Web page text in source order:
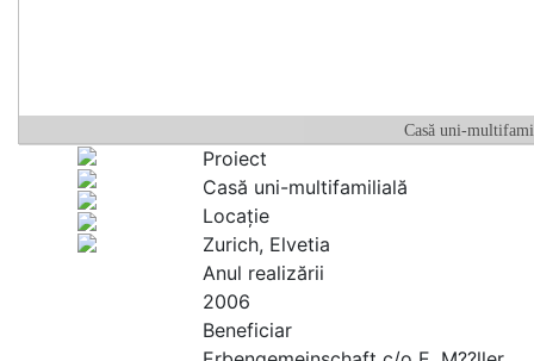
Casă uni-
Proiect
Casă uni-multifamilială
Locaţie
Zurich, Elvetia
Anul realizării
2006
Beneficiar